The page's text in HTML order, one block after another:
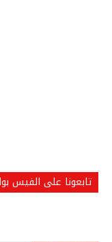
تابعونا على الفيس